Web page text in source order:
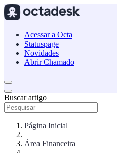
Acessar a Octa
Statuspage
Novidades
Abrir Chamado
Buscar artigo
Página Inicial
Área Financeira